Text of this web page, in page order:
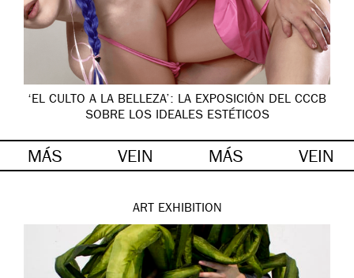
‘EL CULTO A LA BELLEZA’: LA EXPOSICIÓN DEL CCCB
SOBRE LOS IDEALES ESTÉTICOS
MÁS VEIN MÁS VEIN
ART EXHIBITION